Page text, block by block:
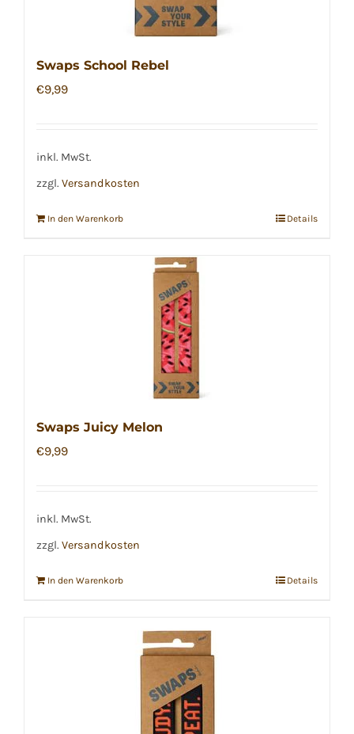
Swaps School Rebel
€9,99
inkl. MwSt.
zzgl. Versandkosten
In den Warenkorb Details
Swaps Juicy Melon
€9,99
inkl. MwSt.
zzgl. Versandkosten
In den Warenkorb Details